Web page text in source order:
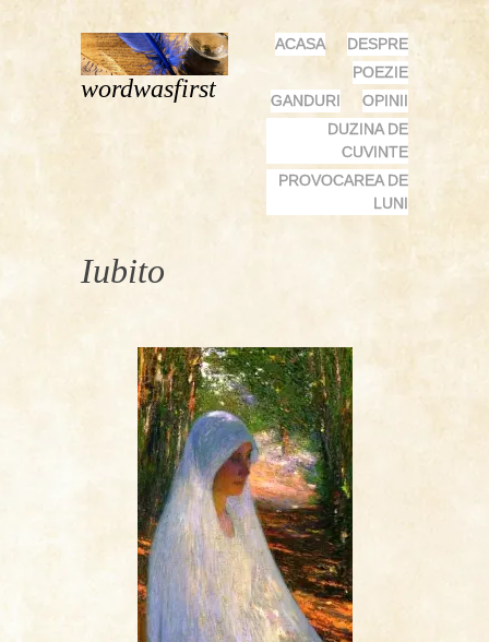
wordwasfirst
MENU
SKIP
CONTENT
ACASA
DESPRE
POEZIE
GANDURI
OPINII
DUZINA DE
CUVINTE
PROVOCAREA DE
LUNI
Iubito